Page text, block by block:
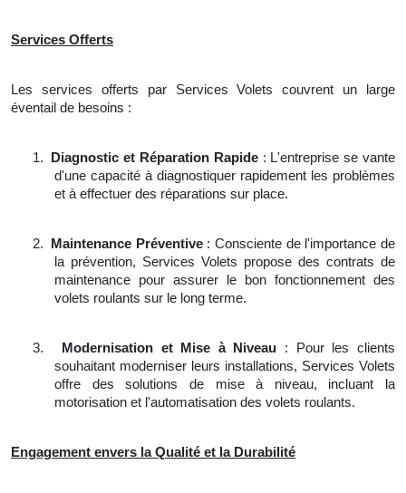
Services Offerts
Les services offerts par Services Volets couvrent un large
éventail de besoins :
1. Diagnostic et Réparation Rapide: L'entreprise se vante
d'une capacité à diagnostiquer rapidement les problèmes
et à effectuer des réparations sur place.
2. Maintenance Préventive: Consciente de l'importance de
la prévention, Services Volets propose des contrats de
maintenance pour assurer le bon fonctionnement des
volets roulants sur le long terme.
3. Modernisation et Mise à Niveau : Pour les clients
souhaitant moderniser leurs installations, Services Volets
offre des solutions de mise à niveau, incluant la
motorisation et l'automatisation des volets roulants.
Engagement envers la Qualité et la Durabilité